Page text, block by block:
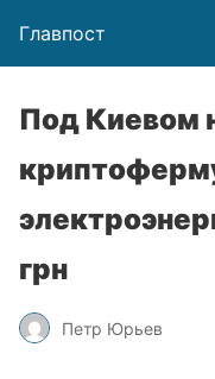
Главпост
Под Киевом
грн
Петр Юрьев